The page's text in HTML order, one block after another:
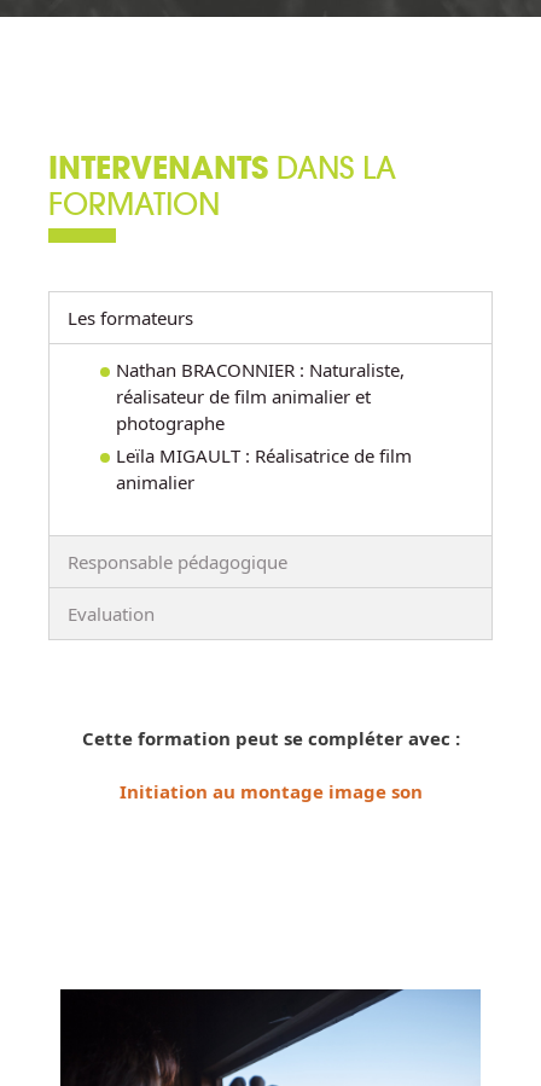
INTERVENANTS DANS LA
FORMATION
Les formateurs
Nathan BRACONNIER : Naturaliste,
réalisateur de film animalier et
photographe
Leïla MIGAULT : Réalisatrice de film
animalier
Responsable pédagogique
Evaluation
Cette formation peut se compléter avec :
Initiation au montage image son